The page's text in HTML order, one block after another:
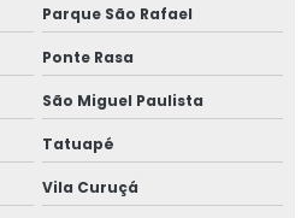
térmico
persiana interna
persiana interna preço
Parque São Rafael
Ponte Rasa
São Miguel Paulista
Tatuapé
Vila Curuçá